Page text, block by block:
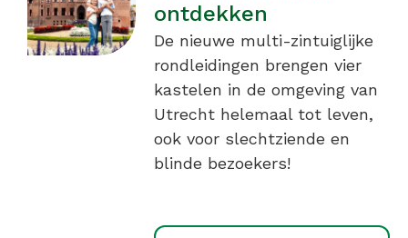
ontdekken
De nieuwe multi-zintuiglijke
rondleidingen brengen vier
kastelen in de omgeving van
Utrecht helemaal tot leven,
ook voor slechtziende en
blinde bezoekers!